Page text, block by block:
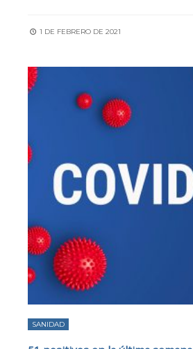
1 DE FEBRERO DE 2021
SANIDAD